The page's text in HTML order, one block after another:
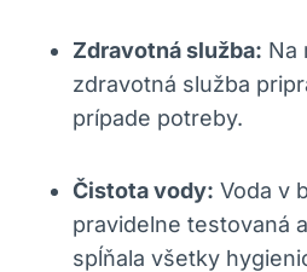
Zdravotná služba: Na
zdravotná služba
prípade potreby.
Čistota vody: Voda v
pravidelne testovaná
spĺňala všetky